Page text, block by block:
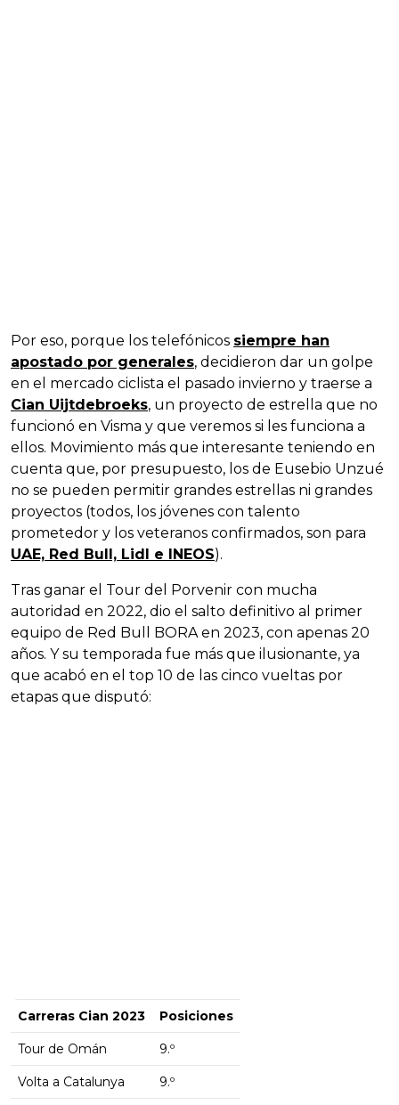
Por eso, porque los telefónicos siempre han
apostado por generales, decidieron dar un golpe
en el mercado ciclista el pasado invierno y traerse a
Cian Uijtdebroeks, un proyecto de estrella que no
funcionó en Visma y que veremos si les funciona a
ellos. Movimiento más que interesante teniendo en
cuenta que, por presupuesto, los de Eusebio Unzué
no se pueden permitir grandes estrellas ni grandes
proyectos (todos, los jóvenes con talento
prometedor y los veteranos confirmados, son para
UAE, Red Bull, Lidl e INEOS).
Tras ganar el Tour del Porvenir con mucha
autoridad en 2022, dio el salto definitivo al primer
equipo de Red Bull BORA en 2023, con apenas 20
años. Y su temporada fue más que ilusionante, ya
que acabó en el top 10 de las cinco vueltas por
etapas que disputó:
Carreras Cian 2023 Posiciones
Tour de Omán 9.º
Volta a Catalunya 9.º